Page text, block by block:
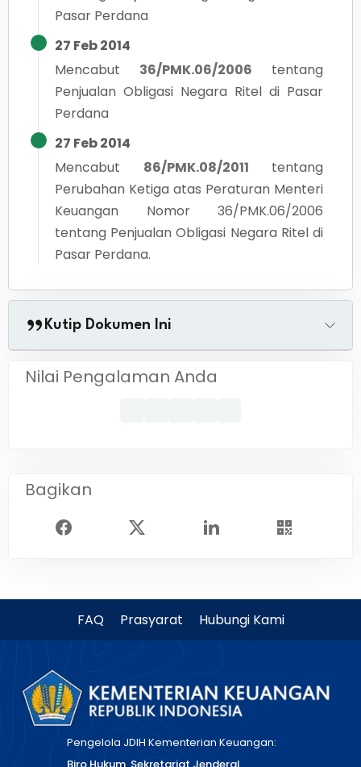
Pasar Perdana
27 Feb 2014
Mencabut
36/PMK.06/2006
tentang
Penjualan Obligasi Negara Ritel di Pasar
Perdana
27 Feb 2014
Mencabut
86/PMK.08/2011
tentang
Perubahan Ketiga atas Peraturan Menteri
Keuangan Nomor 36/PMK.06/2006
tentang Penjualan Obligasi Negara Ritel di
Pasar Perdana.
Kutip Dokumen Ini
Nilai Pengalaman Anda
Bagikan
FAQ Prasyarat Hubungi Kami
Pengelola JDIH Kementerian Keuangan: